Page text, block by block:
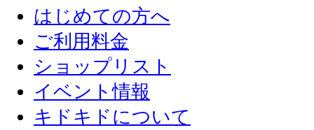
はじめての方へ
ご利用料金
ショップリスト
イベント情報
キドキドについて